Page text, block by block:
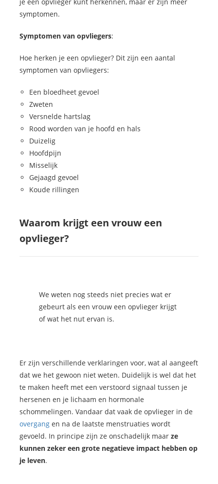
symptomen.
Symptomen van opvliegers:
Hoe herken je een opvlieger? Dit zijn een aantal
symptomen van opvliegers:
Een bloedheet gevoel
Zweten
Versnelde hartslag
Rood worden van je hoofd en hals
Duizelig
Hoofdpijn
Misselijk
Gejaagd gevoel
Koude rillingen
Waarom krijgt een vrouw een
opvlieger?
We weten nog steeds niet precies wat er
gebeurt als een vrouw een opvlieger krijgt
of wat het nut ervan is.
Er zijn verschillende verklaringen voor, wat al aangeeft
dat we het gewoon niet weten. Duidelijk is wel dat het
te maken heeft met een verstoord signaal tussen je
hersenen en je lichaam en hormonale
schommelingen. Vandaar dat vaak de opvlieger in de
overgang en na de laatste menstruaties wordt
gevoeld. In principe zijn ze onschadelijk maar ze
kunnen zeker een grote negatieve impact hebben op
je leven.